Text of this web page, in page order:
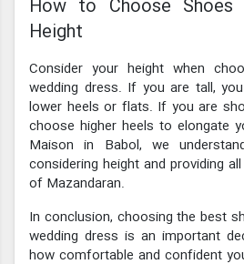
How to Choose Shoes
Height
Consider your height when
wedding dress. If you are tall,
lower heels or flats. If you are
choose higher heels to elongate
Maison in Babol, we
considering height and providing
of Mazandaran.
In conclusion, choosing the best
wedding dress is an important
how comfortable and confident